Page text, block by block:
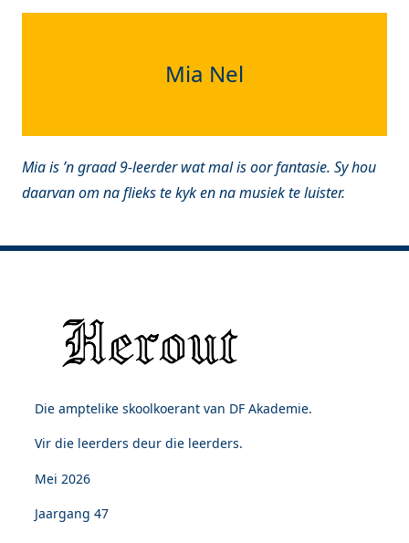
Mia Nel
Mia is ’n graad 9-leerder wat mal is oor fantasie. Sy hou
daarvan om na flieks te kyk en na musiek te luister.
Die amptelike skoolkoerant van DF Akademie.
Vir die leerders deur die leerders.
Mei 2026
Jaargang 47